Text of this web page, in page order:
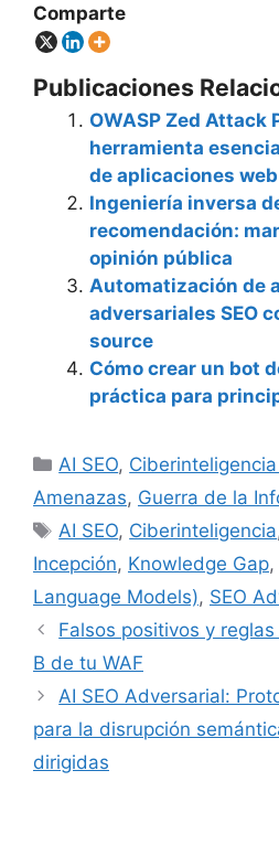
Comparte
Publicaciones
OWASP Zed Attack
herramienta
de aplicaciones web
Ingeniería inversa
recomendación:
opinión pública
Automatización de
adversariales SEO
source
Cómo crear un bot
práctica para
Categorías
AI SEO,
Amenazas, Guerra de la
Etiquetas
AI SEO, Ciberinteligencia
Incepción, Knowledge Gap,
Language Models), SEO
Falsos positivos y
B de tu WAF
AI SEO Adversarial:
para la disrupción
dirigidas